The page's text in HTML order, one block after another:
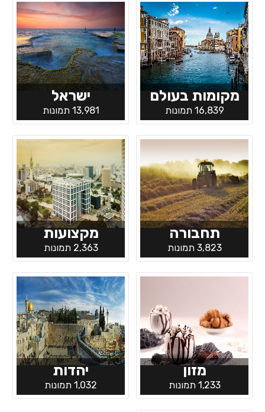
מקומות בעולם
16,839 תמונות
ישראל
13,981 תמונות
תחבורה
3,823 תמונות
מקצועות
2,363 תמונות
מזון
1,233 תמונות
יהדות
1,032 תמונות